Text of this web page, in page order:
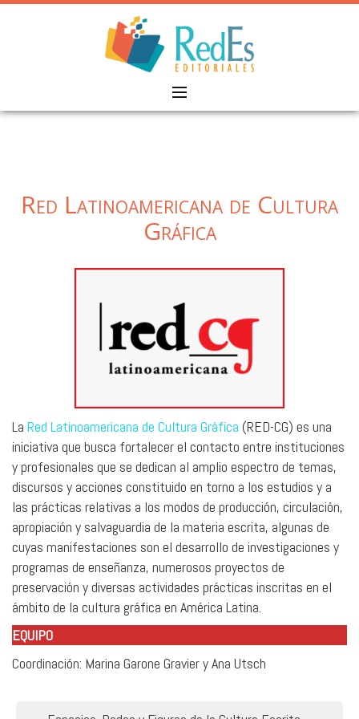
Skip
Red Latinoamericana de Cultura
Gráfica
La Red Latinoamericana de Cultura Gráfica (RED-CG) es una
iniciativa que busca fortalecer el contacto entre instituciones
y profesionales que se dedican al amplio espectro de temas,
discursos y acciones constituido en torno a los estudios y a
las prácticas relativas a los modos de producción, circulación,
apropiación y salvaguardia de la materia escrita, algunas de
cuyas manifestaciones son el desarrollo de investigaciones y
programas de enseñanza, numerosos proyectos de
preservación y diversas actividades prácticas inscritas en el
ámbito de la cultura gráfica en América Latina.
EQUIPO
Coordinación: Marina Garone Gravier y Ana Utsch